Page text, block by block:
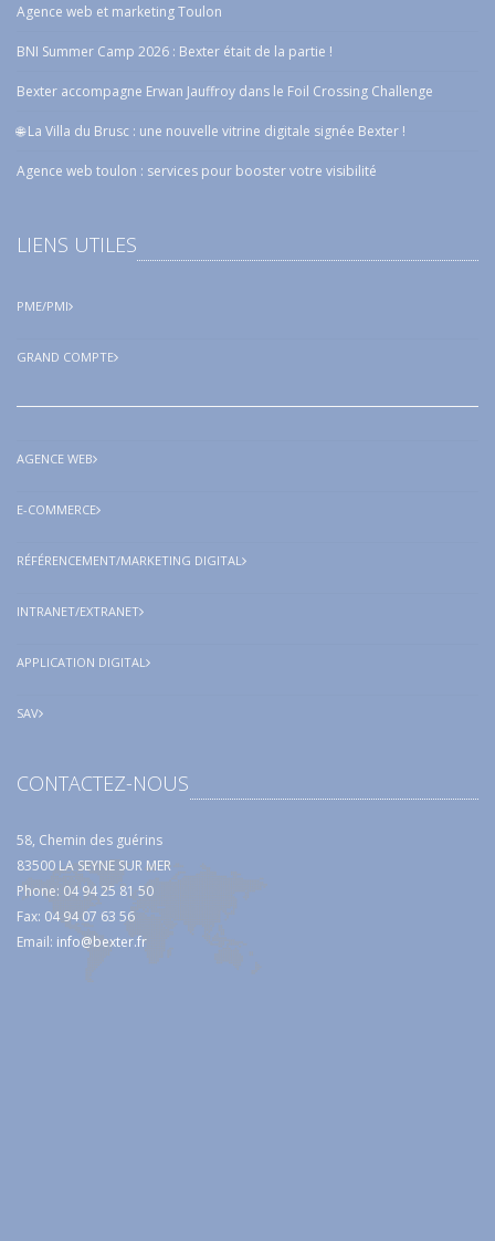
Agence web et marketing Toulon
BNI Summer Camp 2026 : Bexter était de la partie !
Bexter accompagne Erwan Jauffroy dans le Foil Crossing Challenge
🌐 La Villa du Brusc : une nouvelle vitrine digitale signée Bexter !
Agence web toulon : services pour booster votre visibilité
LIENS UTILES
PME/PMI
GRAND COMPTE
AGENCE WEB
E-COMMERCE
RÉFÉRENCEMENT/MARKETING DIGITAL
INTRANET/EXTRANET
APPLICATION DIGITAL
SAV
CONTACTEZ-NOUS
58, Chemin des guérins
83500 LA SEYNE SUR MER
Phone: 04 94 25 81 50
Fax: 04 94 07 63 56
Email: info@bexter.fr